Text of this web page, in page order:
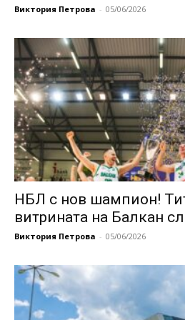
Виктория Петрова - 05/06/2026
НБЛ с нов шампион!
витрината на Балкан
Виктория Петрова - 05/06/2026